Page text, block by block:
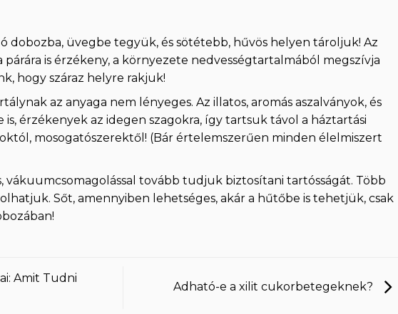
dobozba, üvegbe tegyük, és sötétebb, hűvös helyen tároljuk! Az
párára is érzékeny, a környezete nedvességtartalmából megszívja
hogy száraz helyre rakjuk!
az anyaga nem lényeges. Az illatos, aromás aszalványok, és
is, érzékenyek az idegen szagokra, így tartsuk távol a háztartási
mosogatószerektől! (Bár értelemszerűen minden élelmiszert
vákuumcsomagolással tovább tudjuk biztosítani tartósságát. Több
Sőt, amennyiben lehetséges, akár a hűtőbe is tehetjük, csak
Amit Tudni
Adható-e a xilit cukorbetegeknek?